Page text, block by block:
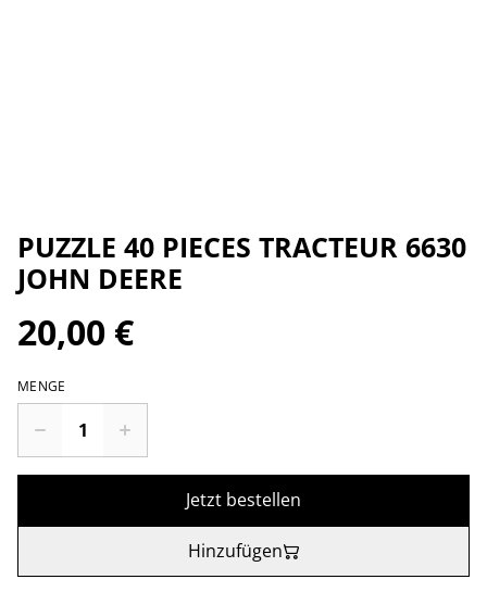
PUZZLE 40 PIECES TRACTEUR 6630
JOHN DEERE
20,00 €
MENGE
Jetzt bestellen
Hinzufügen